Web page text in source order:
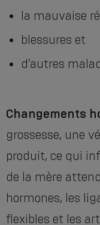
la mauvaise
blessures et
d’autres
Changements
grossesse, une
produit, ce qui
de la mère
hormones, les
flexibles et les